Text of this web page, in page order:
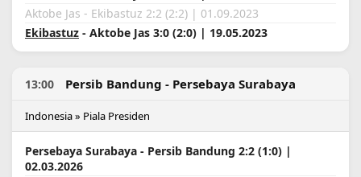
Aktobe Jas - Ekibastuz 2:2 (2:2) | 01.09.2023
Ekibastuz - Aktobe Jas 3:0 (2:0) | 19.05.2023
13:00 Persib Bandung - Persebaya Surabaya
Indonesia » Piala Presiden
Persebaya Surabaya - Persib Bandung 2:2 (1:0) |
02.03.2026